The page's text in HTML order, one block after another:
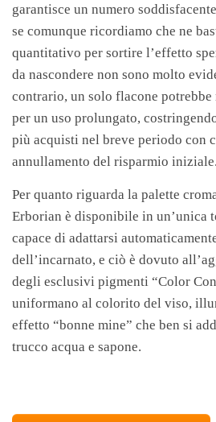
garantisce un numero
se comunque ricordiamo che ne
quantitativo per sortire l’effetto
da nascondere non sono molto
contrario, un solo flacone potrebbe
per un uso prolungato,
più acquisti nel breve periodo con
annullamento del risparmio iniziale.
Per quanto riguarda la palette
Erborian è disponibile in un’unica
capace di adattarsi
dell’incarnato, e ciò è dovuto
degli esclusivi pigmenti “Color
uniformano al colorito del viso,
effetto “bonne mine” che ben si
trucco acqua e sapone.